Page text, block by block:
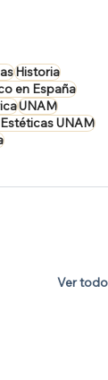
Historia
en España
UNAM
UNAM
Ver todo